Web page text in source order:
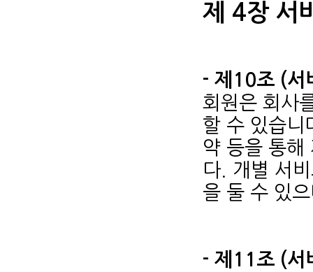
제 4장 서
- 제10조 (서
회원은 회사
할 수 있습니
약 등을 통해
다. 개별 서
을 둘 수 있
- 제11조 (서